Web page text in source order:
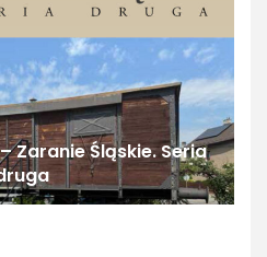
Zaranie Śląskie. Seria